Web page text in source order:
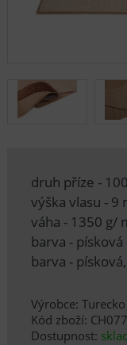
druh příze -
výška vlasu - 9
váha - 1350 g/
barva - písková
barva -
Výrobce: Turecko
Kód zboží:
Dostupnost: